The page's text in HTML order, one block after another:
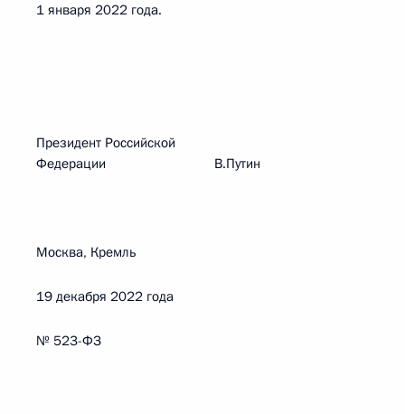
1 января 2022 года.
Президент Российской
Федерации В.Путин
Москва, Кремль
19 декабря 2022 года
№ 523-ФЗ